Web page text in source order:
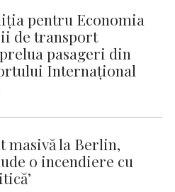
pentru Economia
de transport
pasageri din
Internațional
masivă la Berlin,
o incendiere cu